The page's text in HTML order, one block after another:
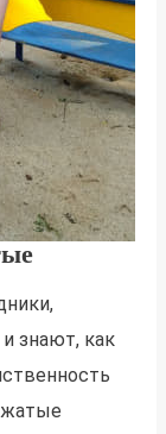
знают, как